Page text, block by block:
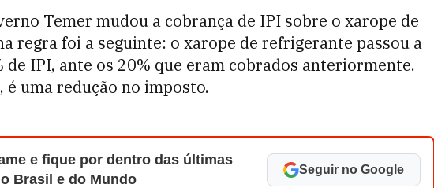
Temer mudou a cobrança de IPI sobre o xarope de
regra foi a seguinte: o xarope de refrigerante passou a
de IPI, ante os 20% que eram cobrados anteriormente.
uma redução no imposto.
e fique por dentro das últimas
Brasil e do Mundo
Seguir no Google